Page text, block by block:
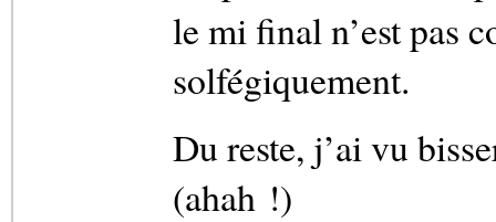
le mi final n’est pas
solfégiquement.
Du reste, j’ai vu
(ahah !)